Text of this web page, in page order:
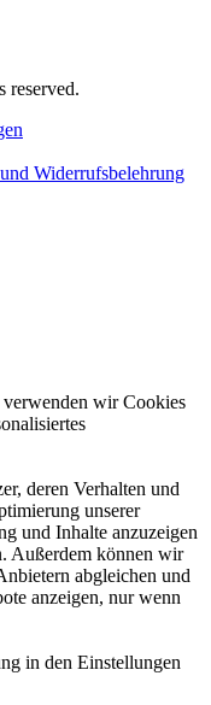
reserved.
Widerrufsbelehrung
wir Cookies
deren Verhalten und
unserer
und Inhalte anzuzeigen
Außerdem können wir
abgleichen und
anzeigen, nur wenn
in den Einstellungen